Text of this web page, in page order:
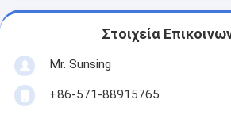
Στοιχεία
Mr. Sunsing
+86-571-88915765